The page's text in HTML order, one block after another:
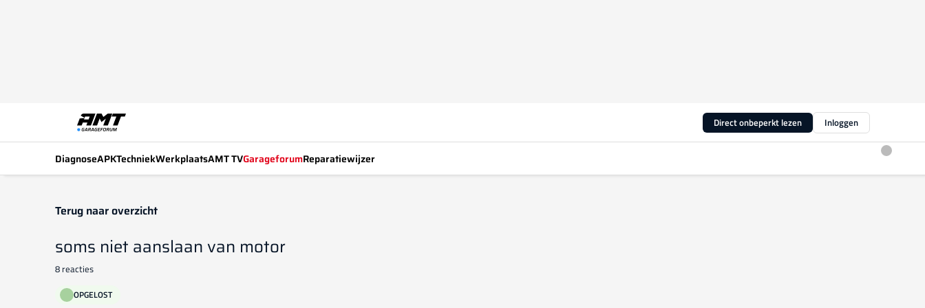
Direct onbeperkt lezen Inloggen
DiagnoseAPKTechniekWerkplaatsAMT TVGarageforumReparatiewijzer
Terug naar overzicht
soms niet aanslaan van motor
8 reacties
OPGELOST